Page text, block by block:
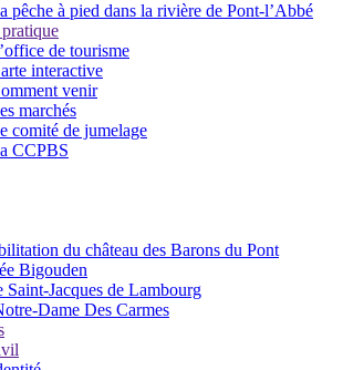
pêche à pied dans la rivière de Pont-l’Abbé
de tourisme
interactive
venir
marchés
comité de jumelage
CCPBS
du château des Barons du Pont
Bigouden
Saint-Jacques de Lambourg
Dame Des Carmes